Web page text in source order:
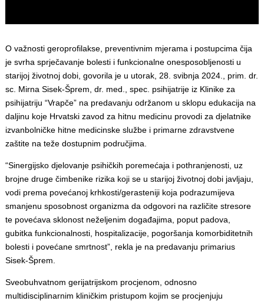
O važnosti geroprofilakse, preventivnim mjerama i postupcima čija
je svrha sprječavanje bolesti i funkcionalne onesposobljenosti u
starijoj životnoj dobi, govorila je u utorak, 28. svibnja 2024., prim. dr.
sc. Mirna Sisek-Šprem, dr. med., spec. psihijatrije iz Klinike za
psihijatriju “Vrapče” na predavanju održanom u sklopu edukacija na
daljinu koje Hrvatski zavod za hitnu medicinu provodi za djelatnike
izvanbolničke hitne medicinske službe i primarne zdravstvene
zaštite na teže dostupnim područjima.
“Sinergijsko djelovanje psihičkih poremećaja i pothranjenosti, uz
brojne druge čimbenike rizika koji se u starijoj životnoj dobi javljaju,
vodi prema povećanoj krhkosti/gerasteniji koja podrazumijeva
smanjenu sposobnost organizma da odgovori na različite stresore
te povećava sklonost neželjenim događajima, poput padova,
gubitka funkcionalnosti, hospitalizacije, pogoršanja komorbiditetnih
bolesti i povećane smrtnost”, rekla je na predavanju primarius
Sisek-Šprem.
Sveobuhvatnom gerijatrijskom procjenom, odnosno
multidisciplinarnim kliničkim pristupom kojim se procjenjuju